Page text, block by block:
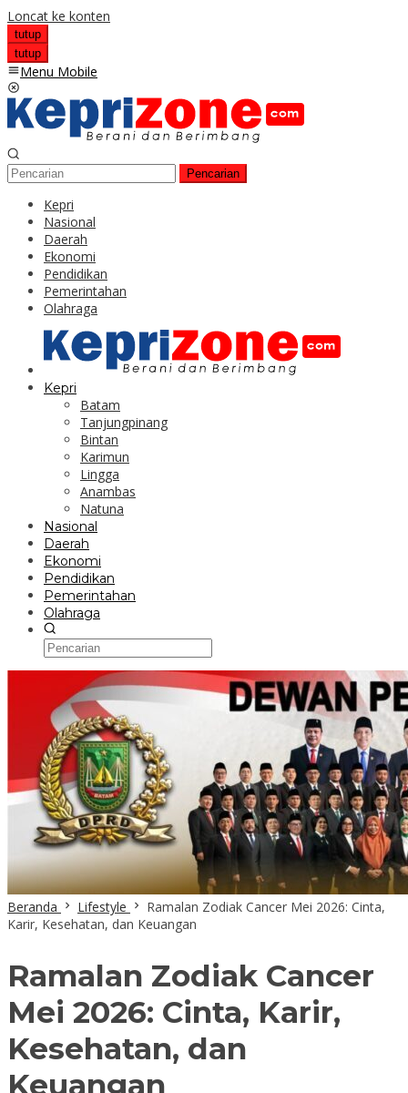
Loncat ke konten
tutup
tutup
Menu Mobile
Pencarian
Kepri
Nasional
Daerah
Ekonomi
Pendidikan
Pemerintahan
Olahraga
Kepri
Batam
Tanjungpinang
Bintan
Karimun
Lingga
Anambas
Natuna
Nasional
Daerah
Ekonomi
Pendidikan
Pemerintahan
Olahraga
Beranda Lifestyle
Ramalan Zodiak Cancer Mei 2026: Cinta,
Karir, Kesehatan, dan Keuangan
Ramalan Zodiak Cancer
Mei 2026: Cinta, Karir,
Kesehatan, dan
Keuangan